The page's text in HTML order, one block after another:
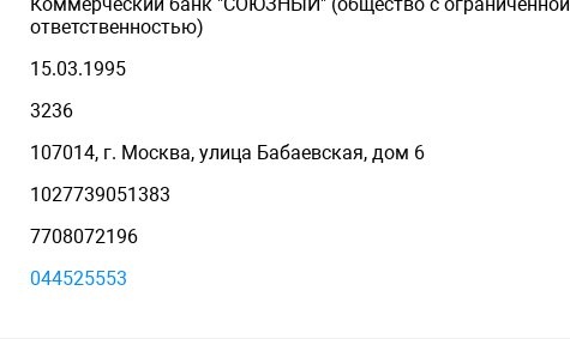
ответственностью)
15.03.1995
3236
107014, г. Москва, улица Бабаевская, дом 6
1027739051383
7708072196
044525553